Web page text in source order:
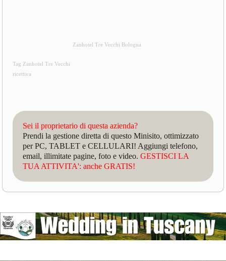
Zanhotel Tre Vecchi Bologna
Tag Zanhotel Tre Vecchi
ricettiva
Sei il proprietario di questa azienda?
Prendi la gestione diretta di questo Minisito, ottimizzato
per PC, TABLET e CELLULARI! Aggiungi telefono,
email, illimitate pagine, foto e video.GESTISCI LA
TUA ATTIVITA': anche GRATIS!